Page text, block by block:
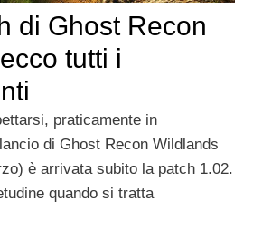
di Ghost Recon
tutti i
praticamente in
di Ghost Recon Wildlands
è arrivata subito la patch 1.02.
quando si tratta